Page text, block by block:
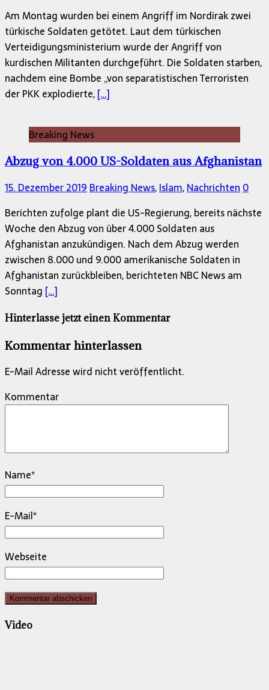
Am Montag wurden bei einem Angriff im Nordirak zwei
türkische Soldaten getötet. Laut dem türkischen
Verteidigungsministerium wurde der Angriff von
kurdischen Militanten durchgeführt. Die Soldaten starben,
nachdem eine Bombe „von separatistischen Terroristen
der PKK explodierte,[…]
Breaking News
Abzug von 4.000 US-Soldaten aus Afghanistan
15. Dezember 2019 Breaking News,Islam,Nachrichten 0
Berichten zufolge plant die US-Regierung, bereits nächste
Woche den Abzug von über 4.000 Soldaten aus
Afghanistan anzukündigen. Nach dem Abzug werden
zwischen 8.000 und 9.000 amerikanische Soldaten in
Afghanistan zurückbleiben, berichteten NBC News am
Sonntag […]
Hinterlasse jetzt einen Kommentar
Kommentar hinterlassen
E-Mail Adresse wird nicht veröffentlicht.
Kommentar
Name*
E-Mail*
Webseite
Video